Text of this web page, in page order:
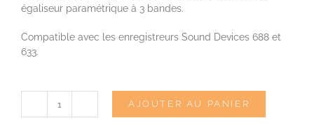
égaliseur paramétrique à 3 bandes.
Compatible avec les enregistreurs Sound Devices 688 et
633.
quantité
AJOUTER AU PANIER